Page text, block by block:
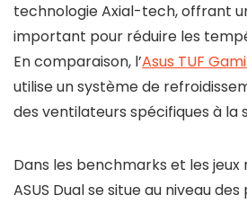
technologie Axial-tech, offrant
important pour réduire les
En comparaison, l’Asus TUF
utilise un système de
des ventilateurs spécifiques à la
Dans les benchmarks et les jeux
ASUS Dual se situe au niveau